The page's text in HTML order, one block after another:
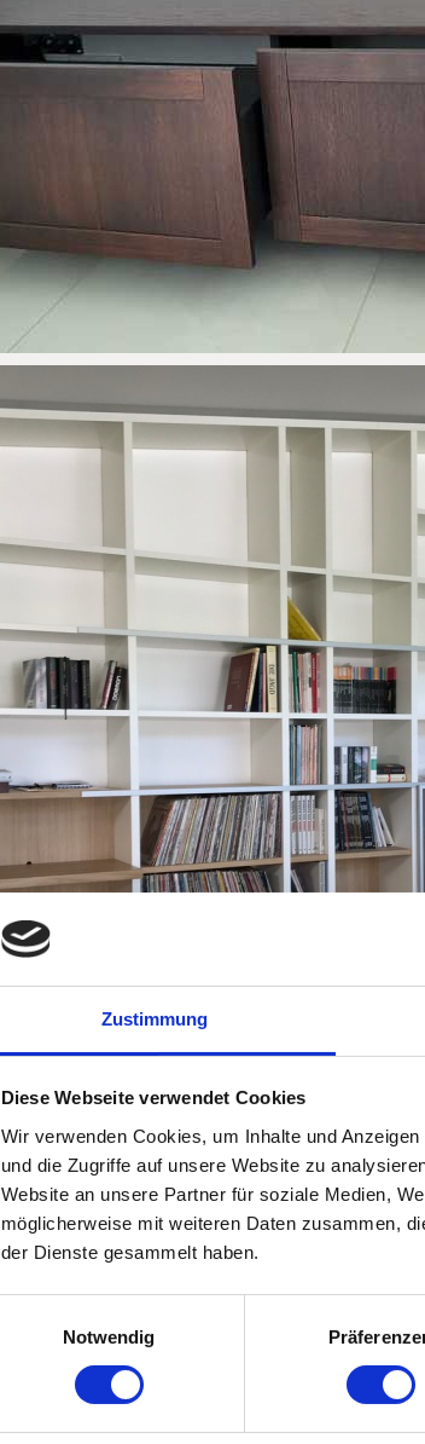
Zustimmung
Diese Webseite verwendet Cookies
Wir verwenden Cookies, um Inhalte und
und die Zugriffe auf unsere Website zu
Website an unsere Partner für soziale Medien,
möglicherweise mit weiteren Daten zusammen,
der Dienste gesammelt haben.
Notwendig